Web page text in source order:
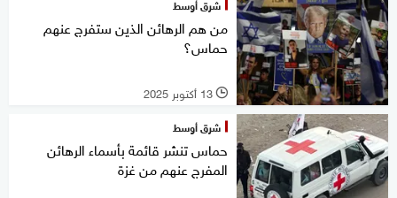
شرق أوسط
من هم الرهائن الذين ستفرج عنهم
حماس؟
l 13 أكتوبر 2025
شرق أوسط
حماس تنشر قائمة بأسماء الرهائن
المفرج عنهم من غزة